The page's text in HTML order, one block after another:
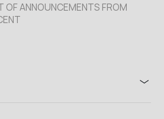
OF ANNOUNCEMENTS FROM